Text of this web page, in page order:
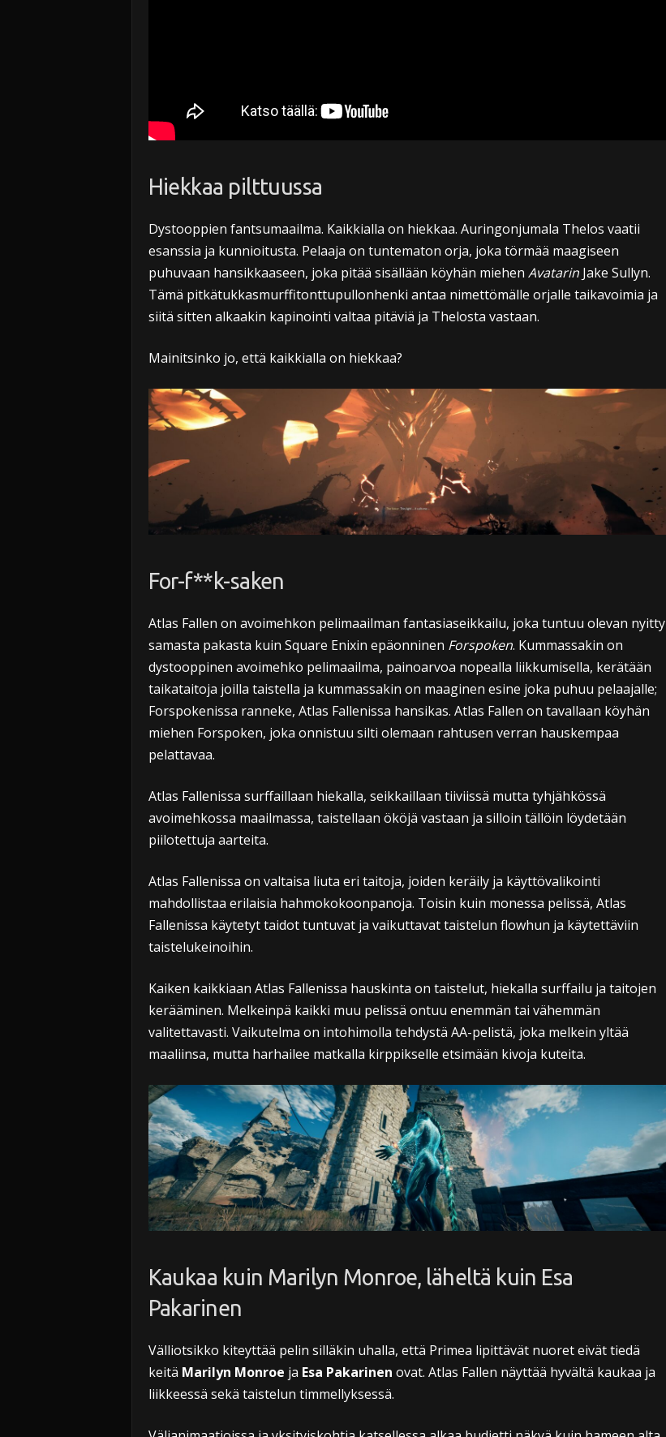
Hiekkaa pilttuussa
Dystooppien fantsumaailma. Kaikkialla on hiekkaa. Auringonjumala Thelos vaatii
esanssia ja kunnioitusta. Pelaaja on tuntematon orja, joka törmää maagiseen
puhuvaan hansikkaaseen, joka pitää sisällään köyhän miehen AvatarinJake Sullyn.
Tämä pitkätukkasmurffitonttupullonhenki antaa nimettömälle orjalle taikavoimia ja
siitä sitten alkaakin kapinointi valtaa pitäviä ja Thelosta vastaan.
Mainitsinko jo, että kaikkialla on hiekkaa?
For-f**k-saken
Atlas Fallen on avoimehkon pelimaailman fantasiaseikkailu, joka tuntuu olevan nyitty
samasta pakasta kuin Square Enixin epäonninen Forspoken. Kummassakin on
dystooppinen avoimehko pelimaailma, painoarvoa nopealla liikkumisella, kerätään
taikataitoja joilla taistella ja kummassakin on maaginen esine joka puhuu pelaajalle;
Forspokenissa ranneke, Atlas Fallenissa hansikas. Atlas Fallen on tavallaan köyhän
miehen Forspoken, joka onnistuu silti olemaan rahtusen verran hauskempaa
pelattavaa.
Atlas Fallenissa surffaillaan hiekalla, seikkaillaan tiiviissä mutta tyhjähkössä
avoimehkossa maailmassa, taistellaan ököjä vastaan ja silloin tällöin löydetään
piilotettuja aarteita.
Atlas Fallenissa on valtaisa liuta eri taitoja, joiden keräily ja käyttövalikointi
mahdollistaa erilaisia hahmokokoonpanoja. Toisin kuin monessa pelissä, Atlas
Fallenissa käytetyt taidot tuntuvat ja vaikuttavat taistelun flowhun ja käytettäviin
taistelukeinoihin.
Kaiken kaikkiaan Atlas Fallenissa hauskinta on taistelut, hiekalla surffailu ja taitojen
kerääminen. Melkeinpä kaikki muu pelissä ontuu enemmän tai vähemmän
valitettavasti. Vaikutelma on intohimolla tehdystä AA-pelistä, joka melkein yltää
maaliinsa, mutta harhailee matkalla kirppikselle etsimään kivoja kuteita.
Kaukaa kuin Marilyn Monroe, läheltä kuin Esa
Pakarinen
Välliotsikko kiteyttää pelin silläkin uhalla, että Primea lipittävät nuoret eivät tiedä
keitä Marilyn Monroe ja Esa Pakarinen ovat. Atlas Fallen näyttää hyvältä kaukaa ja
liikkeessä sekä taistelun timmellyksessä.